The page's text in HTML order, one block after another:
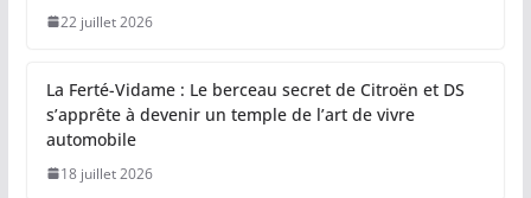
22 juillet 2026
La Ferté-Vidame : Le berceau secret de Citroën et DS
s’apprête à devenir un temple de l’art de vivre
automobile
18 juillet 2026